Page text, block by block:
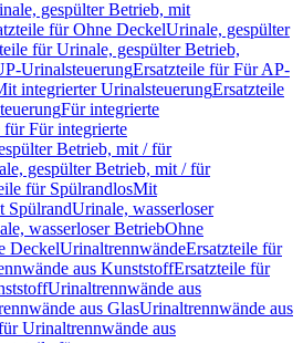
gespülter Betrieb, mit
für Ohne DeckelUrinale, gespülter
für Urinale, gespülter Betrieb,
UrinalsteuerungErsatzteile für Für AP-
integrierter UrinalsteuerungErsatzteile
Für integrierte
für Für integrierte
Betrieb, mit / für
gespülter Betrieb, mit / für
für SpülrandlosMit
SpülrandUrinale, wasserloser
wasserloser BetriebOhne
DeckelUrinaltrennwändeErsatzteile für
aus KunststoffErsatzteile für
Urinaltrennwände aus
aus GlasUrinaltrennwände aus
Urinaltrennwände aus